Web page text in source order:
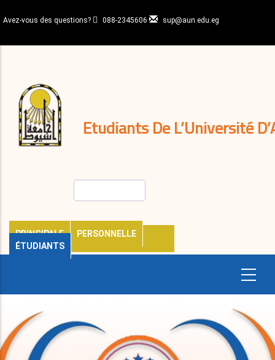
au
principal
Avez-vous des questions? 088-2345606 sup@aun.edu.eg
Etudiants De L’Université
PRINCIPALE
PERSONNELLE
ÉTUDIANTS
décisions
Expatriés
Journal